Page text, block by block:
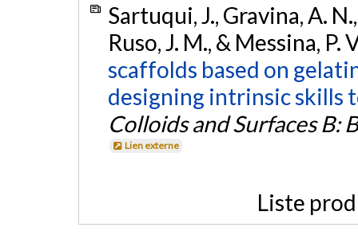
Sartuqui, J., Gravina, A.
Ruso, J. M., & Messina, P.
scaffolds based on
designing intrinsic skills
Colloids and Surfaces B:
Lien externe
Liste